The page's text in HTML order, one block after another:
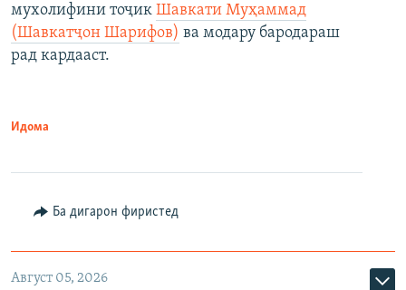
мухолифини тоҷик Шавкати Муҳаммад
(Шавкатҷон Шарифов) ва модару бародараш
рад кардааст.
Идома
Ба дигарон фиристед
Август 05, 2026